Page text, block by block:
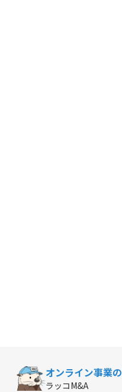
オンライン事業の
ラッコM&A